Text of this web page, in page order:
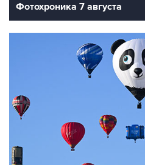
Фотохроника 7 августа